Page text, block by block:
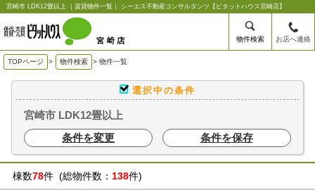
宮崎市 LDK12畳以上 ｜賃貸物件一覧｜ シーエス不動産コンサルタンツ【ピタットハウス宮崎店】
物件検索 お店へ連絡
TOPページ > 物件検索 > 物件一覧
選択中の条件
宮崎市 LDK12畳以上
条件を変更
条件を保存
棟数78件 (総物件数： 138件)